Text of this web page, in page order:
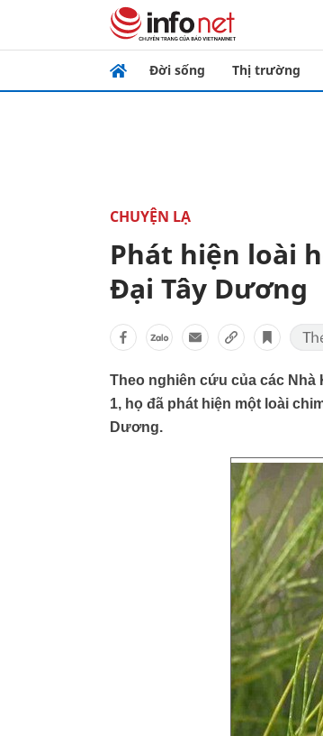
Đời sống Thị trường
CHUYỆN LẠ
Phát hiện loài
Đại Tây Dương
Theo nghiên cứu của các Nhà
1, họ đã phát hiện một loài
Dương.